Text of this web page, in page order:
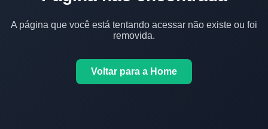
A página que você está tentando acessar não existe ou foi
removida.
Voltar para a Home